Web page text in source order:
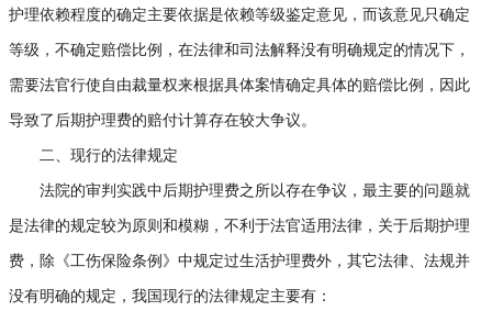
护理依赖程度的确定主要依据是依赖等级鉴定意见，而该意见只确定
等级，不确定赔偿比例，在法律和司法解释没有明确规定的情况下，
需要法官行使自由裁量权来根据具体案情确定具体的赔偿比例，因此
导致了后期护理费的赔付计算存在较大争议。
二、现行的法律规定
法院的审判实践中后期护理费之所以存在争议，最主要的问题就
是法律的规定较为原则和模糊，不利于法官适用法律，关于后期护理
费，除《工伤保险条例》中规定过生活护理费外，其它法律、法规并
没有明确的规定，我国现行的法律规定主要有：